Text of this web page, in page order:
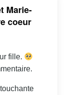
Marie-
coeur
fille.